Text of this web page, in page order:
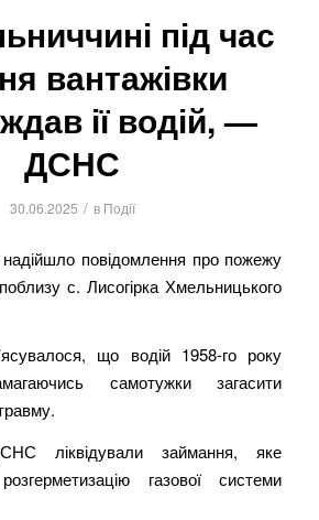
під час
вантажівки
ії водій, —
ДСНС
30.06.2025 / в Події
надійшло повідомлення про пожежу
с. Лисогірка Хмельницького
що водій 1958-го року
самотужки загасити
ліквідували займання, яке
газової системи